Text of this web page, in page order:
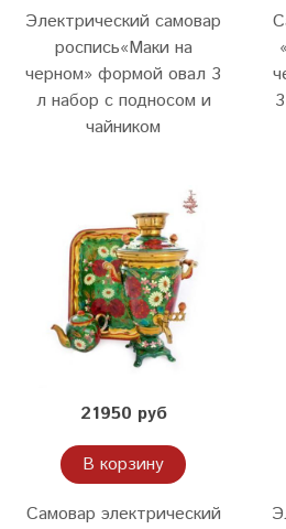
Электрический самовар
роспись«Маки на
черном» формой овал 3
л набор с подносом и
чайником
21950 руб
В корзину
Самовар электрический